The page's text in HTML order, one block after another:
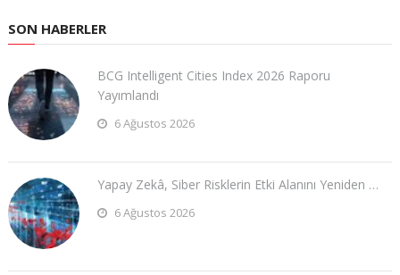
SON HABERLER
BCG Intelligent Cities Index 2026 Raporu
Yayımlandı
6 Ağustos 2026
Yapay Zekâ, Siber Risklerin Etki Alanını Yeniden …
6 Ağustos 2026